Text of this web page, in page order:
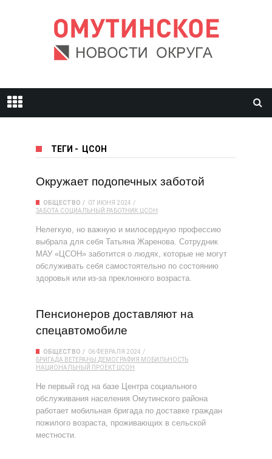
ТЕГИ - ЦСОН
Окружает подопечных заботой
ОБЩЕСТВО
07 ИЮНЯ 2024
ЗАБОТА СОЦИАЛЬНЫЙ РАБОТНИК ЦСОН
Нелегкую, но важную и милосердную профессию
выбрала для себя Татьяна Жаренова. Сотрудник
МАУ «ЦСОН» заботится о людях, которые не могут
обслуживать себя самостоятельно по состоянию
здоровья или из-за преклонного возраста.
Пенсионеров доставляют на
спецавтомобиле
ОБЩЕСТВО
06 ФЕВРАЛЯ 2024
БРИГАДА ВЕТЕРАНЫ ДЕМОГРАФИЯ МОБИЛЬНОСТЬ
НАЦИОНАЛЬНЫЙ ПРОЕКТ
ЦСОН
Не первый год на базе Центра социального
обслуживания населения Омутинского района
работает мобильная бригада по доставке граждан
пожилого возраста, проживающих в сельской
местности.